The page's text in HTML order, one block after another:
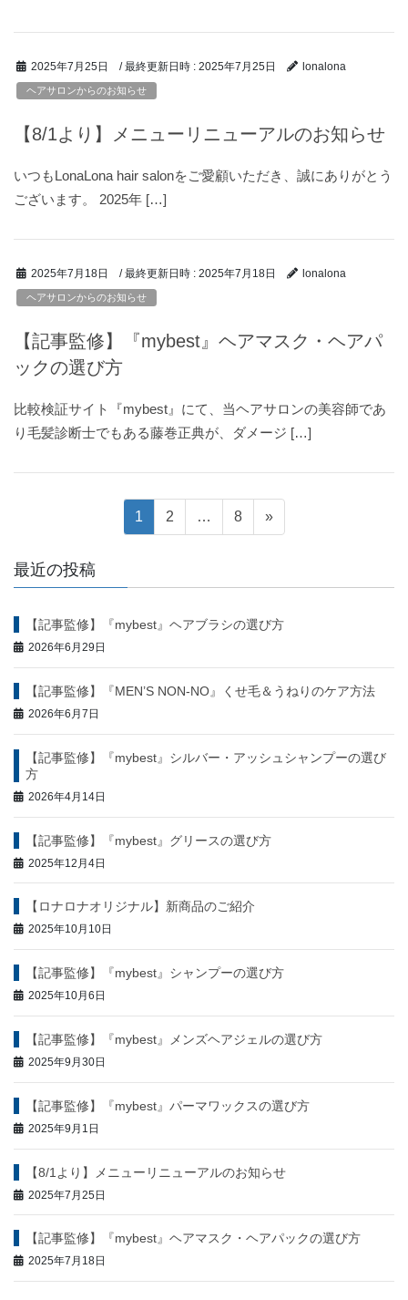
2025年7月25日 / 最終更新日時 : 2025年7月25日 lonalona
ヘアサロンからのお知らせ
【8/1より】メニューリニューアルのお知らせ
いつもLonaLona hair salonをご愛顧いただき、誠にありがとう
ございます。 2025年 […]
2025年7月18日 / 最終更新日時 : 2025年7月18日 lonalona
ヘアサロンからのお知らせ
【記事監修】『mybest』ヘアマスク・ヘアパ
ックの選び方
比較検証サイト『mybest』にて、当ヘアサロンの美容師であ
り毛髪診断士でもある藤巻正典が、ダメージ […]
稿
ビ
ゲ
ー
シ
ョ
ン
固
定
ー
1
固
定
ー
2 …
固
定
ー
8 »
最近の投稿
【記事監修】『mybest』ヘアブラシの選び方
2026年6月29日
【記事監修】『MEN’S NON-NO』くせ毛＆うねりのケア方法
2026年6月7日
【記事監修】『mybest』シルバー・アッシュシャンプーの選び
方
2026年4月14日
【記事監修】『mybest』グリースの選び方
2025年12月4日
【ロナロナオリジナル】新商品のご紹介
2025年10月10日
【記事監修】『mybest』シャンプーの選び方
2025年10月6日
【記事監修】『mybest』メンズヘアジェルの選び方
2025年9月30日
【記事監修】『mybest』パーマワックスの選び方
2025年9月1日
【8/1より】メニューリニューアルのお知らせ
2025年7月25日
【記事監修】『mybest』ヘアマスク・ヘアパックの選び方
2025年7月18日